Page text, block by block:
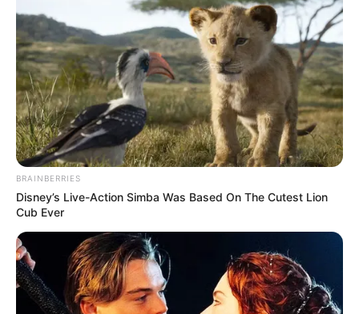
ΣΠΑΜΕ ΤΟ ΜΑΤΡΙΞ – ΤΟ ΒΙΒΛΙΟ
BRAINBERRIES
Disney’s Live-Action Simba Was Based On The Cutest Lion
Cub Ever